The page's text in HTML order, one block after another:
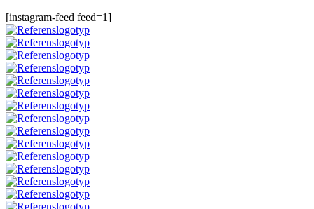
[instagram-feed feed=1]